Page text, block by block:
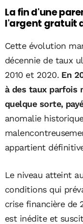
La fin d'une
l'argent gratuit
Cette évolution
décennie de taux
2010 et 2020.En
à des taux parfois
quelque sorte,
anomalie
appartient
Le niveau atteint
conditions qui
crise financière de
est inédite et